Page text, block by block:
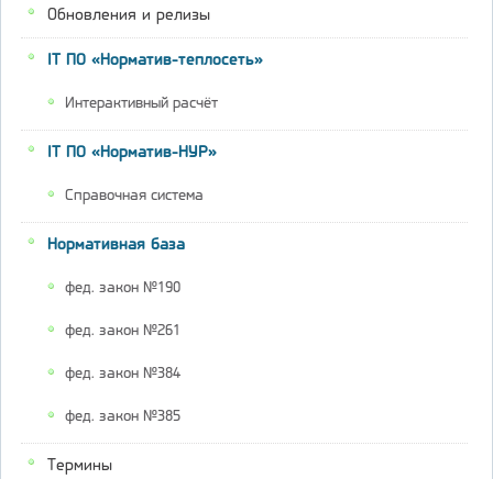
Обновления и релизы
IT ПО «Норматив-теплосеть»
Интерактивный расчёт
IT ПО «Норматив-НУР»
Справочная система
Нормативная база
фед. закон №190
фед. закон №261
фед. закон №384
фед. закон №385
Термины